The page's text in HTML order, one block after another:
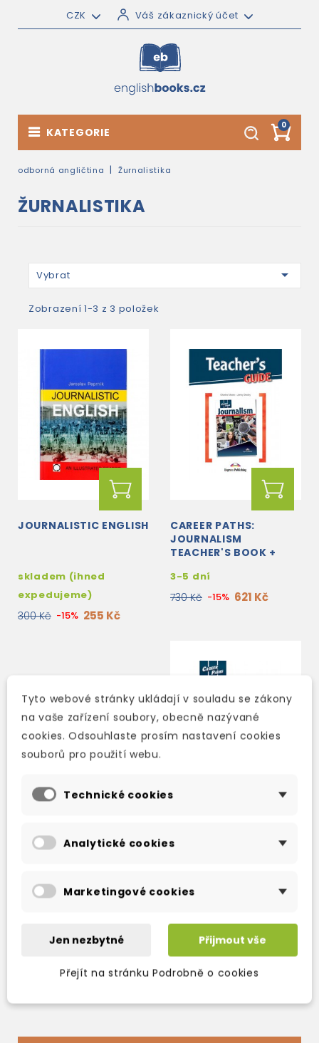
CZK Váš zákaznický účet
0
KATEGORIE
odborná angličtina Žurnalistika
ŽURNALISTIKA
Vybrat 
Zobrazení 1-3 z 3 položek
JOURNALISTIC ENGLISH
skladem (ihned
expedujeme)
300 Kč -15% 255 Kč
CAREER PATHS:
JOURNALISM
TEACHER'S BOOK +
CROSS-PLATFORM
APPLICATION WITH
3-5 dní
730 Kč -15% 621 Kč
CAREER PATHS:
JOURNALISM -
3-5 dní
Zobrazení 1-3 z 3 položek
Tyto webové stránky ukládají v souladu se zákony
na vaše zařízení soubory, obecně nazývané
cookies. Odsouhlaste prosím nastavení cookies
souborů pro použití webu.
Technické cookies
Analytické cookies
Marketingové cookies
Jen nezbytné Přijmout vše
Přejít na stránku Podrobně o cookies